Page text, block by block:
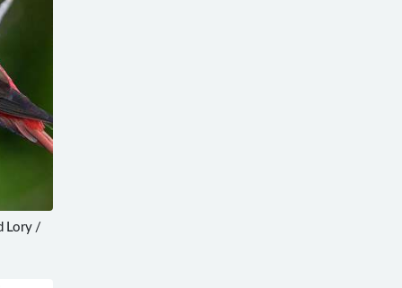
Lory /